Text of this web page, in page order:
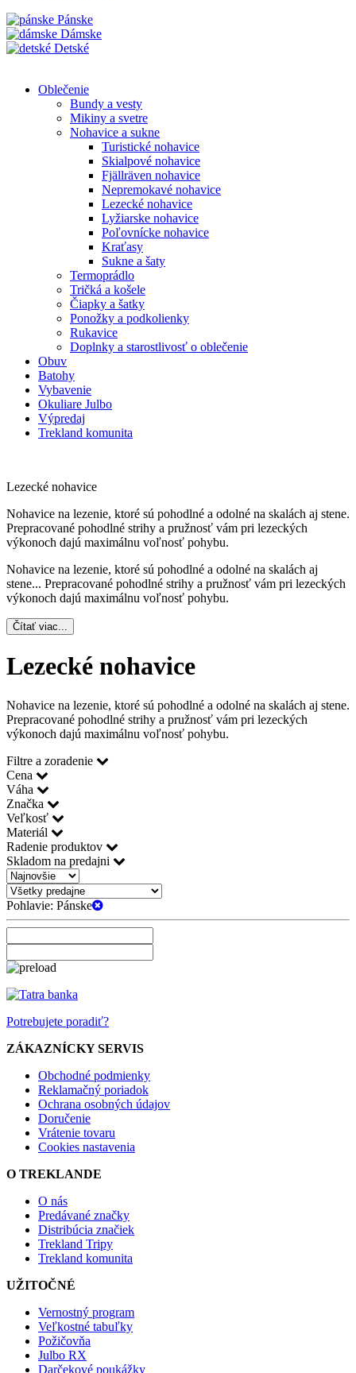
Pánske
Dámske
Detské
Oblečenie
Bundy a vesty
Mikiny a svetre
Nohavice a sukne
Turistické nohavice
Skialpové nohavice
Fjällräven nohavice
Nepremokavé nohavice
Lezecké nohavice
Lyžiarske nohavice
Poľovnícke nohavice
Kraťasy
Sukne a šaty
Termoprádlo
Tričká a košele
Čiapky a šatky
Ponožky a podkolienky
Rukavice
Doplnky a starostlivosť o oblečenie
Obuv
Batohy
Vybavenie
Okuliare Julbo
Výpredaj
Trekland komunita
Lezecké nohavice
Nohavice na lezenie, ktoré sú pohodlné a odolné na skalách aj stene.
Prepracované pohodlné strihy a pružnosť vám pri lezeckých
výkonoch dajú maximálnu voľnosť pohybu.
Nohavice na lezenie, ktoré sú pohodlné a odolné na skalách aj
stene... Prepracované pohodlné strihy a pružnosť vám pri lezeckých
výkonoch dajú maximálnu voľnosť pohybu.
Čítať viac...
Lezecké nohavice
Nohavice na lezenie, ktoré sú pohodlné a odolné na skalách aj stene.
Prepracované pohodlné strihy a pružnosť vám pri lezeckých
výkonoch dajú maximálnu voľnosť pohybu.
Filtre a zoradenie
Cena
Váha
Značka
Veľkosť
Materiál
Radenie produktov
Skladom na predajni
Pohlavie: Pánske
Potrebujete poradiť?
ZÁKAZNÍCKY SERVIS
Obchodné podmienky
Reklamačný poriadok
Ochrana osobných údajov
Doručenie
Vrátenie tovaru
Cookies nastavenia
O TREKLANDE
O nás
Predávané značky
Distribúcia značiek
Trekland Tripy
Trekland komunita
UŽITOČNÉ
Vernostný program
Veľkostné tabuľky
Požičovňa
Julbo RX
Darčekové poukážky